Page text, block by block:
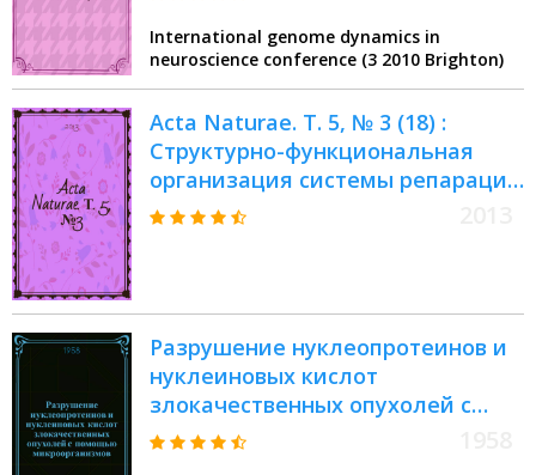
3-я Международная
конференция динамики генома в
нейронауке: восстановление ДНК
и нервные болезни
International genome dynamics in
neuroscience conference (3 2010 Brighton)
Acta Naturae. Т. 5, № 3 (18) :
Структурно-функциональная
организация системы репарации
неканонических пар
Разрушение нуклеопротеинов и
нуклеиновых кислот
злокачественных опухолей с
помощью микроорганизмов :